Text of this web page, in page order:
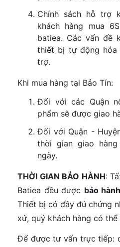
Chính sách hỗ trợ
khách hàng mua
batiea. Các vấn đề
thiết bị tự động hóa
trợ.
Khi mua hàng tại Bảo Tín:
Đối với các Quận
phẩm sẽ được giao
Đối với Quận -
thời gian giao
ngày.
THỜI GIAN BẢO HÀNH:
Batiea đều được bảo
Thiết bị có đầy đủ chứng
xứ, quý khách hàng có thể
Để được tư vấn trực tiếp: